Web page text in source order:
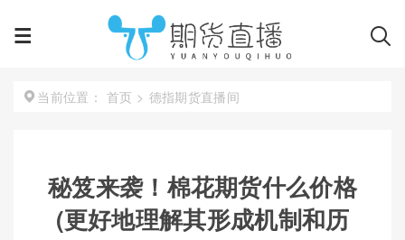
当前位置： 首页 > 德指期货直播间
秘笈来袭！棉花期货什么价格
(更好地理解其形成机制和历